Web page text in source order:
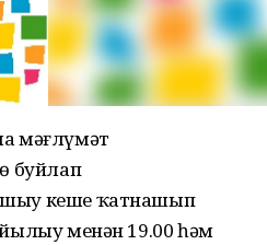
мәғлүмәт
буйлап
кеше ҡатнашып
менән 19.00 һәм